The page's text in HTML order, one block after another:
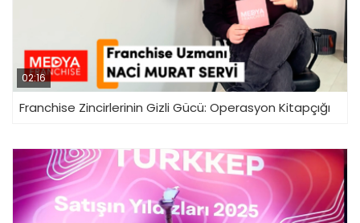
02:16
Franchise Zincirlerinin Gizli Gücü: Operasyon Kitapçığı